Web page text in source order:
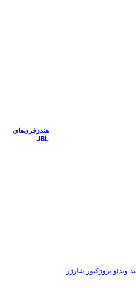
هندزفری‌های
JBL
ویدئو پروژکتور شارژر